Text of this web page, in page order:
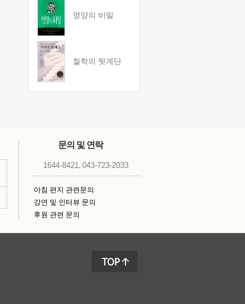
영양의 비밀
철학의 뒷계단
문의 및 연락
1644-8421, 043-723-2033
아침 편지 관련문의
강연 및 인터뷰 문의
후원 관련 문의